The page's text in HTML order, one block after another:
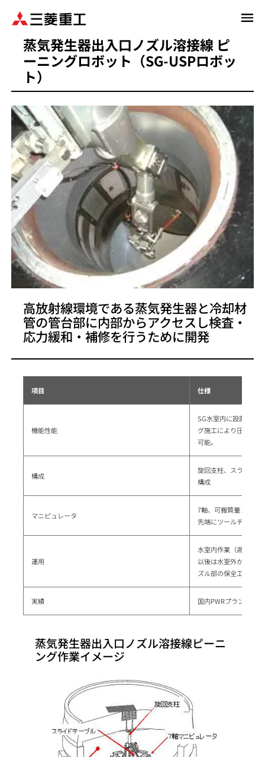
蒸気発生器出入口ノズル溶接線 ピ
ーニングロボット（SG-USPロボッ
ト）
高放射線環境である蒸気発生器と冷却材
管の管台部に内部からアクセスし検査・
応力緩和・補修を行うために開発
項目 仕様
機能性能
SG水室内に設置し、
グ施工により圧縮応
可能。
構成
旋回支柱、スライド
構成
マニピュレータ
7軸、可搬質量 25
先端にツールチェン
運用
水室内作業（高放射
以後は水室外から遠
ズル部の保全工事を可
実績 国内PWRプラントの
蒸気発生器出入口ノズル溶接線ピーニ
ング作業イメージ